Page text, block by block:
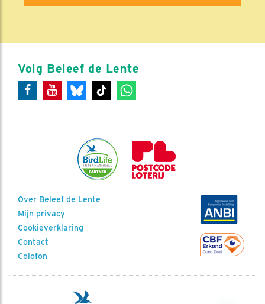
Volg Beleef de Lente
Over Beleef de Lente
Mijn privacy
Cookieverklaring
Contact
Colofon